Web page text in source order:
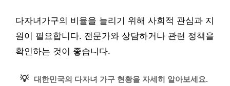
다자녀가구의 비율을 늘리기 위해 사회적 관심과 지
원이 필요합니다. 전문가와 상담하거나 관련 정책을
확인하는 것이 좋습니다.
💡 대한민국의 다자녀 가구 현황을 자세히 알아보세요.